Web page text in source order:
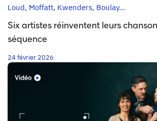
Loud, Moffatt, Kwenders, Boulay…
Six artistes réinventent leurs
séquence
24 février 2026